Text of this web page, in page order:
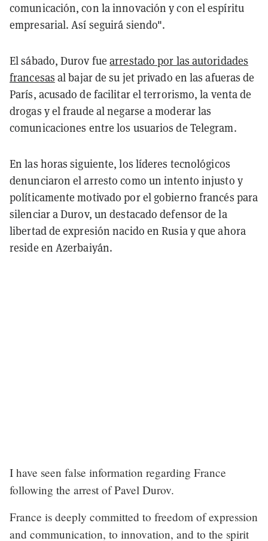
comunicación, con la innovación y con el espíritu
empresarial. Así seguirá siendo".
El sábado, Durov fuearrestado por las autoridades
francesas al bajar de su jet privado en las afueras de
París, acusado de facilitar el terrorismo, la venta de
drogas y el fraude al negarse a moderar las
comunicaciones entre los usuarios de Telegram.
En las horas siguiente, los líderes tecnológicos
denunciaron el arresto como un intento injusto y
políticamente motivado por el gobierno francés para
silenciar a Durov, un destacado defensor de la
libertad de expresión nacido en Rusia y que ahora
reside en Azerbaiyán.
I have seen false information regarding France
following the arrest of Pavel Durov.
France is deeply committed to freedom of expression
and communication, to innovation, and to the spirit